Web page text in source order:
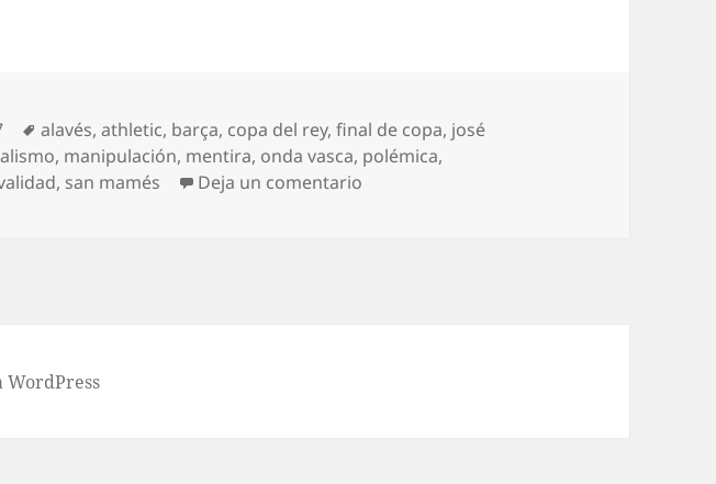
Etiquetas
alavés,athletic, barça, copa del rey,final de copa, josé
, manipulación, mentira, onda vasca, polémica,
, san mamés Deja un comentario
WordPress